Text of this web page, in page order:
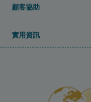
顧客協助
實用資訊